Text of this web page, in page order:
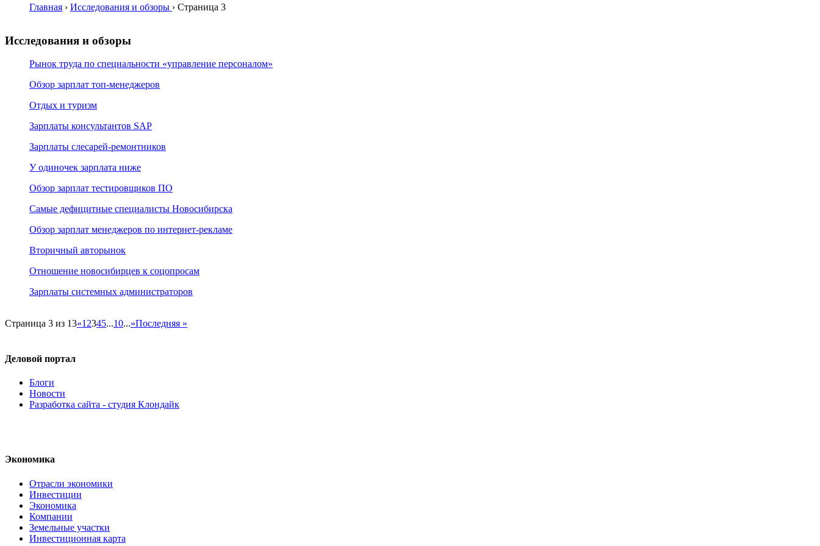
Главная › Исследования и обзоры › Страница 3
Исследования и обзоры
Рынок труда по специальности «управление персоналом»
Обзор зарплат топ-менеджеров
Отдых и туризм
Зарплаты консультантов SAP
Зарплаты слесарей-ремонтников
У одиночек зарплата ниже
Обзор зарплат тестировщиков ПО
Самые дефицитные специалисты Новосибирска
Обзор зарплат менеджеров по интернет-рекламе
Вторичный авторынок
Отношение новосибирцев к соцопросам
Зарплаты системных администраторов
Страница 3 из 13«12345...10...»Последняя »
Деловой портал
Блоги
Новости
Разработка сайта - студия Клондайк
Экономика
Отрасли экономики
Инвестиции
Экономика
Компании
Земельные участки
Инвестиционная карта